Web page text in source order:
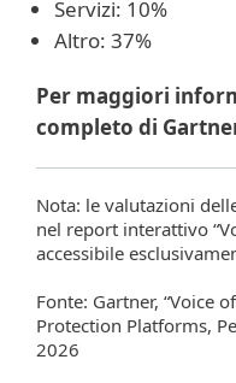
Servizi: 10%
Altro: 37%
Per maggiori
completo di
Nota: le valutazioni
nel report interattivo
accessibile
Fonte: Gartner, “Voice
Protection Platforms,
2026